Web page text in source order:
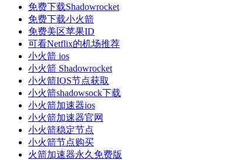
免费下载Shadowrocket
免费下载小火箭
免费美区苹果ID
可看Netflix的机场推荐
小火箭 ios
小火箭 Shadowrocket
小火箭IOS节点获取
小火箭shadowsock下载
小火箭加速器ios
小火箭加速器官网
小火箭稳定节点
小火箭节点购买
火箭加速器永久免费版